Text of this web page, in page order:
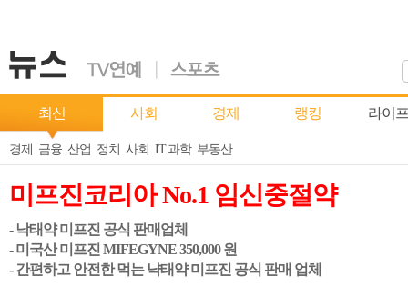
최신 사회 경제 랭킹 라이프
경제 금융 산업 정치 사회 IT.과학 부동산
미프진코리아 No.1 임신중절약
- 낙태약 미프진 공식 판매업체
- 미국산 미프진 MIFEGYNE 350,000 원
- 간편하고 안전한 먹는 냑태약 미프진 공식 판매 업체